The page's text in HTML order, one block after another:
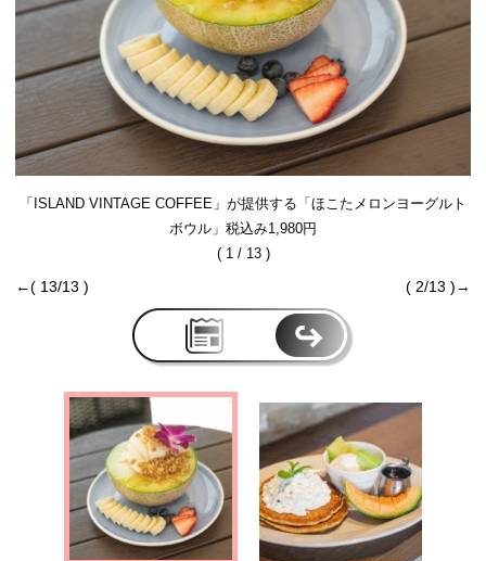
「ISLAND VINTAGE COFFEE」が提供する「ほこたメロンヨーグルト
ボウル」税込み1,980円
( 1 / 13 )
←( 13/13 ) ( 2/13 )→